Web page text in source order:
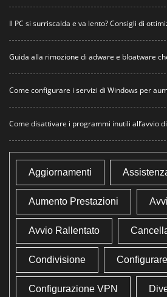
Il PC si surriscalda e va lento? Consigli di
Guida alla rimozione di adware e bloatware
Come configurare i servizi di Windows per
Come disattivare i programmi inutili all’avvio
Aggiornamenti
Aumento Prestazioni
Avvio Rallentato
Condivisione
Configurazione VPN